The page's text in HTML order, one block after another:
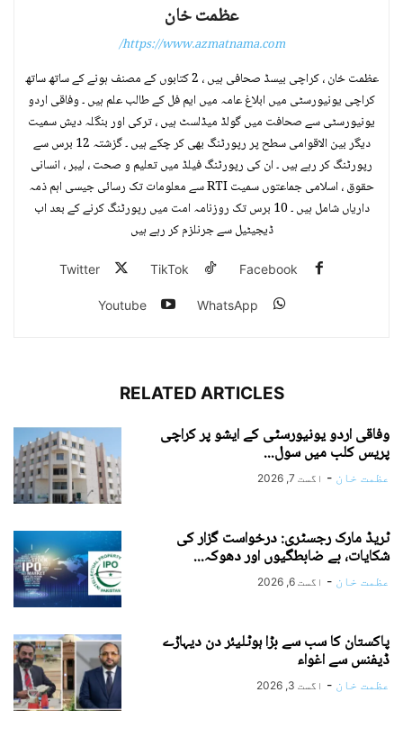
عظمت خان
https://www.azmatnama.com/
عظمت خان ، کراچی بیسڈ صحافی ہیں ، 2 کتابوں کے مصنف ہونے کے ساتھ ساتھ
کراچی یونیورسٹی میں ابلاغ عامہ میں ایم فل کے طالب علم ہیں ۔ وفاقی اردو
یونیورسٹی سے صحافت میں گولڈ میڈلسٹ ہیں ، ترکی اور بنگلہ دیش سمیت
دیگر بین الاقوامی سطح پر رپورٹنگ بھی کر چکے ہیں ۔ گزشتہ 12 برس سے
رپورٹنگ کر رہے ہیں ۔ ان کی رپورٹنگ فیلڈ میں تعلیم و صحت ، لیبر ، انسانی
حقوق ، اسلامی جماعتوں سمیت RTI سے معلومات تک رسائی جیسی اہم ذمہ
داریاں شامل ہیں ۔ 10 برس تک روزنامہ امت میں رپورٹنگ کرنے کے بعد اب
ڈیجیٹیل سے جرنلزم کر رہے ہیں
Facebook
TikTok
Twitter
WhatsApp
Youtube
RELATED ARTICLES
وفاقی اردو یونیورسٹی کے ایشو پر کراچی
پریس کلب میں سول...
عظمت خان - اگست 7, 2026
ٹریڈ مارک رجسٹری: درخواست گزار کی
شکایات، بے ضابطگیوں اور دھوکہ...
عظمت خان - اگست 6, 2026
پاکستان کا سب سے بڑا ہوٹلیئر دن دیہاڑے
ڈیفنس سے اغواء
عظمت خان - اگست 3, 2026